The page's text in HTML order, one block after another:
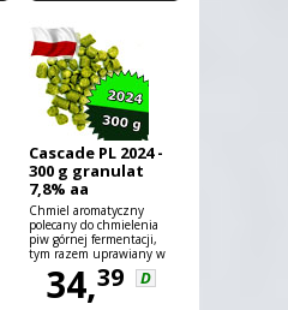
Cascade PL 2024 -
300 g granulat
7,8% aa
Chmiel aromatyczny
polecany do chmielenia
piw górnej fermentacji,
tym razem uprawiany w
Polsce!34,39 D